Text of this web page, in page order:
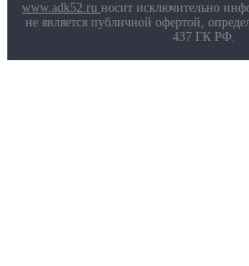
Маркировка противогазов
Основные ТР ТС, ГОСТ и ТУ
www.adk52.ru носит исключительно
не является публичной офертой,
437 ГК РФ.